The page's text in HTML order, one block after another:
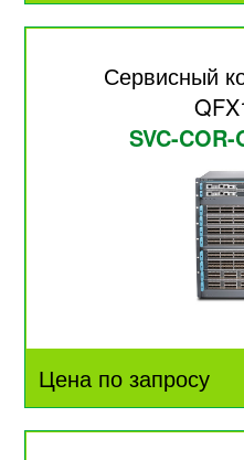
Сервисный
SVC-
Цена по запросу